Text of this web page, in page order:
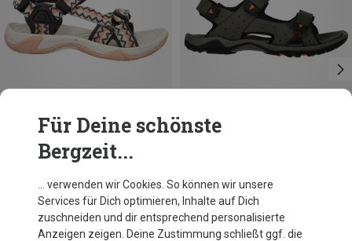
Du sparst bis 30%
CMP
Herren Almaak Sandale
51,50 €
45
Für Deine schönste
Bergzeit...
… verwenden wir Cookies. So können wir unsere
Services für Dich optimieren, Inhalte auf Dich
zuschneiden und dir entsprechend personalisierte
Anzeigen zeigen. Deine Zustimmung schließt ggf. die